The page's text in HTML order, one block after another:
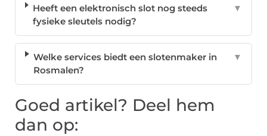
Heeft een elektronisch slot nog steeds
fysieke sleutels nodig?
▼
Welke services biedt een slotenmaker in
Rosmalen?
▼
Goed artikel? Deel hem
dan op: